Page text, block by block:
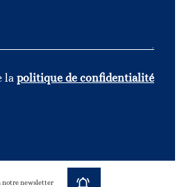
la politique de confidentialité
notre newsletter